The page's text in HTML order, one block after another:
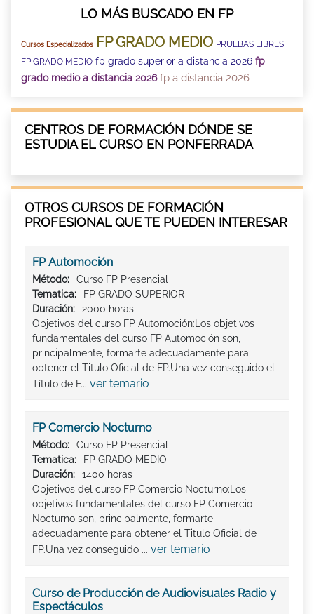
LO MÁS BUSCADO EN FP
Cursos Especializados FP GRADO MEDIO PRUEBAS LIBRES
FP GRADO MEDIO fp grado superior a distancia 2026 fp
grado medio a distancia 2026 fp a distancia 2026
CENTROS DE FORMACIÓN DÓNDE SE
ESTUDIA EL CURSO EN PONFERRADA
OTROS CURSOS DE FORMACIÓN
PROFESIONAL QUE TE PUEDEN INTERESAR
FP Automoción
Método:
Curso FP Presencial
Tematica:
FP GRADO SUPERIOR
Duración:
2000 horas
Objetivos del curso FP Automoción:Los objetivos
fundamentales del curso FP Automoción son,
principalmente, formarte adecuadamente para
obtener el Titulo Oficial de FP.Una vez conseguido el
Título de F... ver temario
FP Comercio Nocturno
Método:
Curso FP Presencial
Tematica:
FP GRADO MEDIO
Duración:
1400 horas
Objetivos del curso FP Comercio Nocturno:Los
objetivos fundamentales del curso FP Comercio
Nocturno son, principalmente, formarte
adecuadamente para obtener el Titulo Oficial de
FP.Una vez conseguido ... ver temario
Curso de Producción de Audiovisuales Radio y
Espectáculos